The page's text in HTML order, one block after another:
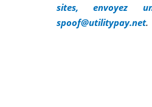
sites, envoyez
spoof@utilitypay.net.